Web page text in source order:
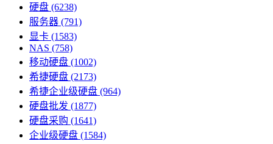
硬盘 (6238)
服务器 (791)
显卡 (1583)
NAS (758)
移动硬盘 (1002)
希捷硬盘 (2173)
希捷企业级硬盘 (964)
硬盘批发 (1877)
硬盘采购 (1641)
企业级硬盘 (1584)